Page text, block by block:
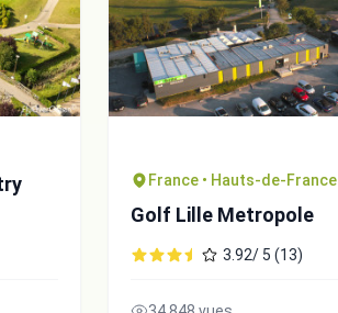
France • Hauts-de-France
Golf Lille Metropole
3.92/ 5 (13)